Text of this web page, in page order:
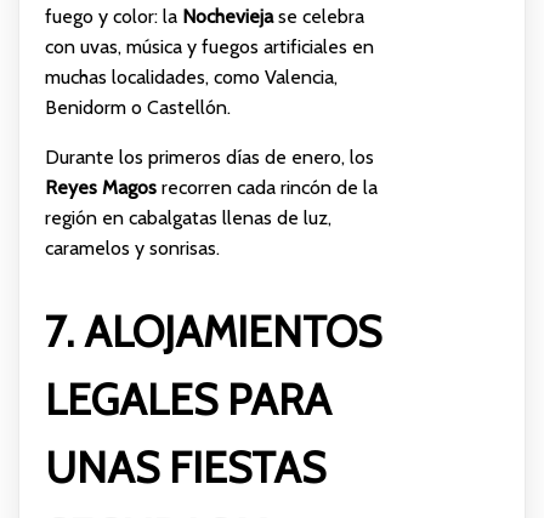
fuego y color: la Nocheviejase celebra
con uvas, música y fuegos artificiales en
muchas localidades, como Valencia,
Benidorm o Castellón.
Durante los primeros días de enero, los
Reyes Magosrecorren cada rincón de la
región en cabalgatas llenas de luz,
caramelos y sonrisas.
7. ALOJAMIENTOS
LEGALES PARA
UNAS FIESTAS